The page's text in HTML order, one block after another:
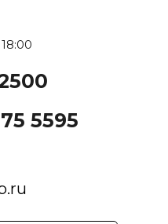
5595